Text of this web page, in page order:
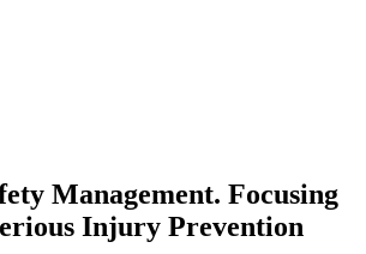
Management. Focusing
Injury Prevention